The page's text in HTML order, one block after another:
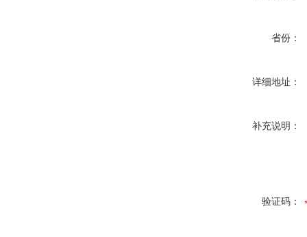
省份：
详细地址：
补充说明：
验证码：